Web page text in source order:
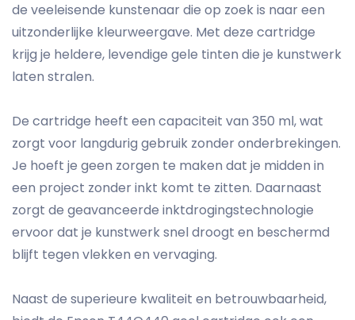
de veeleisende kunstenaar die op zoek is naar een
uitzonderlijke kleurweergave. Met deze cartridge
krijg je heldere, levendige gele tinten die je kunstwerk
laten stralen.
De cartridge heeft een capaciteit van 350 ml, wat
zorgt voor langdurig gebruik zonder onderbrekingen.
Je hoeft je geen zorgen te maken dat je midden in
een project zonder inkt komt te zitten. Daarnaast
zorgt de geavanceerde inktdrogingstechnologie
ervoor dat je kunstwerk snel droogt en beschermd
blijft tegen vlekken en vervaging.
Naast de superieure kwaliteit en betrouwbaarheid,